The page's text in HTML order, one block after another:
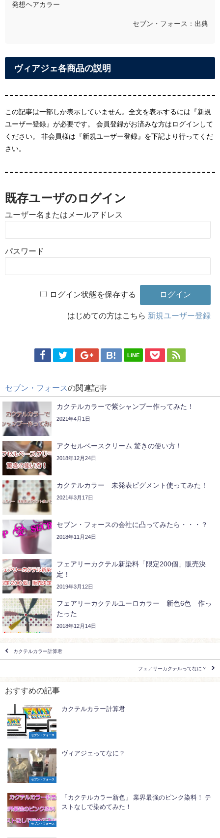
発想ヘアカラー
セブン・フォース：出典
ヴィアジェ各商品の説明
この記事は一部しか表示していません。全文を表示するには『新規
ユーザー登録』が必要です。 会員登録がお済みな方はログインして
ください。 非会員様は『新規ユーザー登録』を下記より行ってくだ
さい。
既存ユーザのログイン
ユーザー名またはメールアドレス
パスワード
ログイン状態を保存する
はじめての方はこちら 新規ユーザー登録
LINE
セブン・フォースの関連記事
カクテルカラーで紫シャンプー作ってみた！
2021年4月1日
アクセルベースクリーム 驚きの使い方！
2018年12月24日
カクテルカラー 未発表ピグメント使ってみた！
2021年3月17日
セブン・フォースの会社に凸ってみたら・・・？
2018年11月24日
フェアリーカクテル新染料「限定200個」販売決
定！
2019年3月12日
フェアリーカクテルユーロカラー 新色6色 作っ
たった
2018年12月14日
カクテルカラー計算君
フェアリーカクテルってなに？
おすすめの記事
セブン・フォース
カクテルカラー計算君
セブン・フォース
ヴィアジェってなに？
セブン・フォース
「カクテルカラー新色」 業界最強のピンク染料！ テ
ストなしで染めてみた！